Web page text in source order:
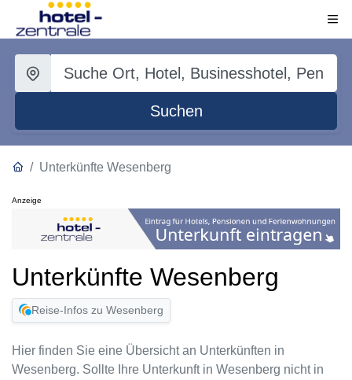
Suchen
Unterkünfte Wesenberg
Anzeige
Unterkünfte Wesenberg
Reise-Infos zu Wesenberg
Hier finden Sie eine Übersicht an Unterkünften in
Wesenberg. Sollte Ihre Unterkunft in Wesenberg nicht in